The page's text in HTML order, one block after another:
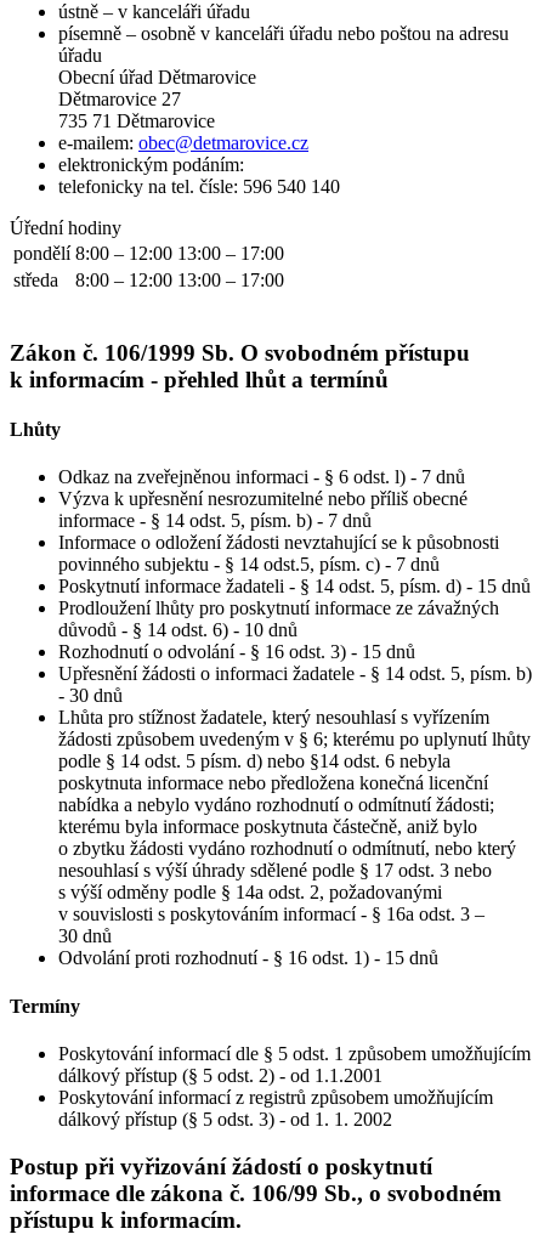
ústně – v kanceláři úřadu
písemně – osobně v kanceláři úřadu nebo poštou na adresu
úřadu
Obecní úřad Dětmarovice
Dětmarovice 27
735 71 Dětmarovice
e-mailem: obec@detmarovice.cz
elektronickým podáním:
telefonicky na tel. čísle: 596 540 140
Úřední hodiny
pondělí 8:00 – 12:00 13:00 – 17:00
středa
8:00 – 12:00 13:00 – 17:00
Zákon č. 106/1999 Sb. O svobodném přístupu
k informacím - přehled lhůt a termínů
Lhůty
Odkaz na zveřejněnou informaci - § 6 odst. l) - 7 dnů
Výzva k upřesnění nesrozumitelné nebo příliš obecné
informace - § 14 odst. 5, písm. b) - 7 dnů
Informace o odložení žádosti nevztahující se k působnosti
povinného subjektu - § 14 odst.5, písm. c) - 7 dnů
Poskytnutí informace žadateli - § 14 odst. 5, písm. d) - 15 dnů
Prodloužení lhůty pro poskytnutí informace ze závažných
důvodů - § 14 odst. 6) - 10 dnů
Rozhodnutí o odvolání - § 16 odst. 3) - 15 dnů
Upřesnění žádosti o informaci žadatele - § 14 odst. 5, písm. b)
- 30 dnů
Lhůta pro stížnost žadatele, který nesouhlasí s vyřízením
žádosti způsobem uvedeným v § 6; kterému po uplynutí lhůty
podle § 14 odst. 5 písm. d) nebo §14 odst. 6 nebyla
poskytnuta informace nebo předložena konečná licenční
nabídka a nebylo vydáno rozhodnutí o odmítnutí žádosti;
kterému byla informace poskytnuta částečně, aniž bylo
o zbytku žádosti vydáno rozhodnutí o odmítnutí, nebo který
nesouhlasí s výší úhrady sdělené podle § 17 odst. 3 nebo
s výší odměny podle § 14a odst. 2, požadovanými
v souvislosti s poskytováním informací - § 16a odst. 3 –
30 dnů
Odvolání proti rozhodnutí - § 16 odst. 1) - 15 dnů
Termíny
Poskytování informací dle § 5 odst. 1 způsobem umožňujícím
dálkový přístup (§ 5 odst. 2) - od 1.1.2001
Poskytování informací z registrů způsobem umožňujícím
dálkový přístup (§ 5 odst. 3) - od 1. 1. 2002
Postup při vyřizování žádostí o poskytnutí
informace dle zákona č. 106/99 Sb., o svobodném
přístupu k informacím.